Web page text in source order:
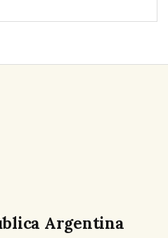
Argentina